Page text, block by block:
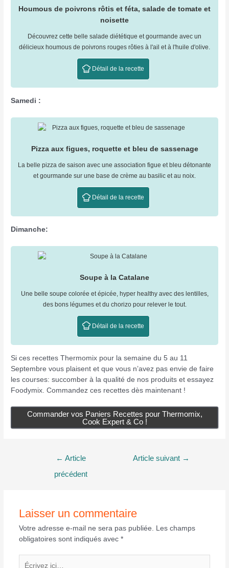
Houmous de poivrons rôtis et féta, salade de tomate et
noisette
Découvrez cette belle salade diététique et gourmande avec un
délicieux houmous de poivrons rouges rôties à l'ail et à l'huile d'olive.
Détail de la recette
Samedi :
Pizza aux figues, roquette et bleu de sassenage
La belle pizza de saison avec une association figue et bleu détonante
et gourmande sur une base de crème au basilic et au noix.
Détail de la recette
Dimanche:
Soupe à la Catalane
Une belle soupe colorée et épicée, hyper healthy avec des lentilles,
des bons légumes et du chorizo pour relever le tout.
Détail de la recette
Si ces recettes Thermomix pour la semaine du 5 au 11
Septembre vous plaisent et que vous n’avez pas envie de faire
les courses: succomber à la qualité de nos produits et essayez
Foodymix. Commandez ces recettes dès maintenant !
Commander vos Paniers Recettes pour Thermomix,
Cook Expert & Co !
← Article
précédent
Article suivant →
Laisser un commentaire
Votre adresse e-mail ne sera pas publiée.
Les champs
obligatoires sont indiqués avec *
Écrivez